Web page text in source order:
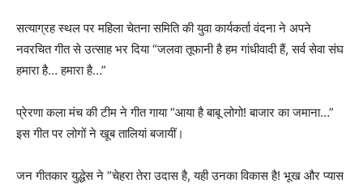
सत्याग्रह स्थल पर महिला चेतना समिति की युवा कार्यकर्ता वंदना ने अपने
नवरचित गीत से उत्साह भर दिया “जलवा तूफानी है हम गांधीवादी हैं, सर्व सेवा संघ
हमारा है… हमारा है…”
प्रेरणा कला मंच की टीम ने गीत गाया “आया है बाबू लोगो! बाजार का जमाना…”
इस गीत पर लोगों ने खूब तालियां बजायीं।
जन गीतकार युद्धेस ने “चेहरा तेरा उदास है, यही उनका विकास है! भूख और प्यास